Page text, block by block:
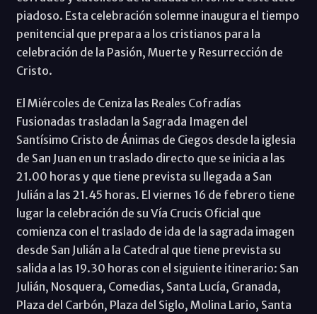
piadoso. Esta celebración solemne inaugura el tiempo
penitencial que prepara a los cristianos para la
celebración de la Pasión, Muerte y Resurrección de
Cristo.
El Miércoles de Ceniza las Reales Cofradías
Fusionadas trasladan la Sagrada Imagen del
Santísimo Cristo de Ánimas de Ciegos desde la iglesia
de San Juan en un traslado directo que se inicia a las
21.00 horas y que tiene prevista su llegada a San
Julián a las 21.45 horas. El viernes 16 de febrero tiene
lugar la celebración de su Vía Crucis Oficial que
comienza con el traslado de ida de la sagrada imagen
desde San Julián a la Catedral que tiene prevista su
salida a las 19.30 horas con el siguiente itinerario: San
Julián, Nosquera, Comedias, Santa Lucía, Granada,
Plaza del Carbón, Plaza del Siglo, Molina Lario, Santa